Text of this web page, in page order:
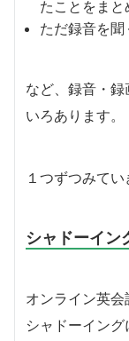
たことをまと
ただ録音を聞
など、録音・
いろあります。
１つずつみてい
シャドーイン
オンライン英
シャドーイング